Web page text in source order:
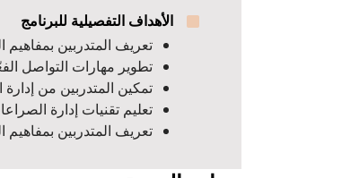
الأهداف التفصيلية للبرنامج
تعريف المتدربين بمفاهيم
تطوير مهارات التواصل
تمكين المتدربين من
تعليم تقنيات إدارة
تعريف المتدربين